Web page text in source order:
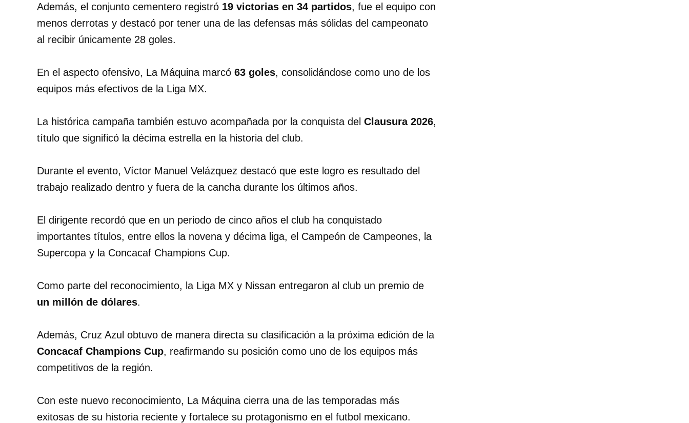
Además, el conjunto cementero registró 19 victorias en 34 partidos, fue el equipo con
menos derrotas y destacó por tener una de las defensas más sólidas del campeonato
al recibir únicamente 28 goles.
En el aspecto ofensivo, La Máquina marcó 63 goles, consolidándose como uno de los
equipos más efectivos de la Liga MX.
La histórica campaña también estuvo acompañada por la conquista del Clausura 2026,
título que significó la décima estrella en la historia del club.
Durante el evento, Víctor Manuel Velázquez destacó que este logro es resultado del
trabajo realizado dentro y fuera de la cancha durante los últimos años.
El dirigente recordó que en un periodo de cinco años el club ha conquistado
importantes títulos, entre ellos la novena y décima liga, el Campeón de Campeones, la
Supercopa y la Concacaf Champions Cup.
Como parte del reconocimiento, la Liga MX y Nissan entregaron al club un premio de
un millón de dólares.
Además, Cruz Azul obtuvo de manera directa su clasificación a la próxima edición de la
Concacaf Champions Cup, reafirmando su posición como uno de los equipos más
competitivos de la región.
Con este nuevo reconocimiento, La Máquina cierra una de las temporadas más
exitosas de su historia reciente y fortalece su protagonismo en el futbol mexicano.